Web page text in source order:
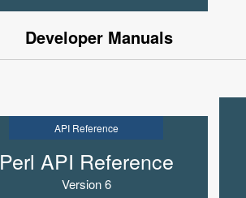
Developer Manuals
API Reference
Perl API Reference
Version 6